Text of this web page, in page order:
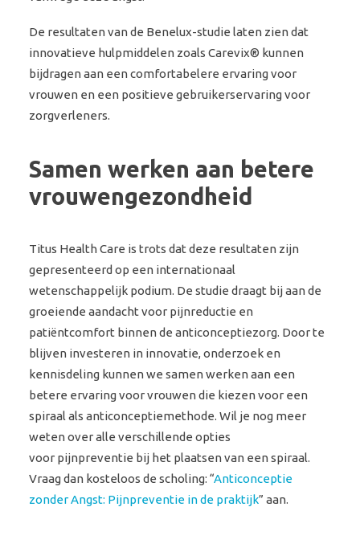
De resultaten van de Benelux-studie laten zien dat
innovatieve hulpmiddelen zoals Carevix® kunnen
bijdragen aan een comfortabelere ervaring voor
vrouwen en een positieve gebruikerservaring voor
zorgverleners.
Samen werken aan betere
vrouwengezondheid
Titus Health Care is trots dat deze resultaten zijn
gepresenteerd op een internationaal
wetenschappelijk podium. De studie draagt bij aan de
groeiende aandacht voor pijnreductie en
patiëntcomfort binnen de anticonceptiezorg. Door te
blijven investeren in innovatie, onderzoek en
kennisdeling kunnen we samen werken aan een
betere ervaring voor vrouwen die kiezen voor een
spiraal als anticonceptiemethode. Wil je nog meer
weten over alle verschillende opties
voor pijnpreventie bij het plaatsen van een spiraal.
Vraag dan kosteloos de scholing: “Anticonceptie
zonder Angst: Pijnpreventie in de praktijk” aan.